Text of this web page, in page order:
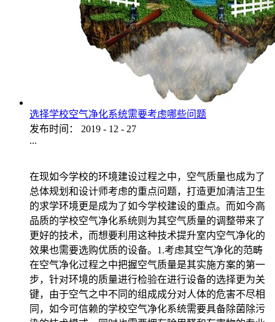
选择学校空气净化系统需要考虑哪些问题
发布时间：
2019 - 12 - 27
...
在现如今学校的环境建设过程之中，空气质量也成为了
总体规划和设计师考虑的重点问题，打造更加清洁卫生
的求学环境更是成为了如今学校建设的重点。而如今高
品质的学校空气净化系统则为其空气质量的调整带来了
更好的技术，而想要利用这种技术提升室内空气净化的
效果也需要选购优质的设备。1.考虑其空气净化的范畴
在空气净化过程之中把握空气质量是其实施方案的第一
步，针对环境的质量进行检验在进行设备的选择更为关
键，由于空气之中不同的组成成分对人体的危害不尽相
同，如今可信赖的学校空气净化系统需要具备除菌除污